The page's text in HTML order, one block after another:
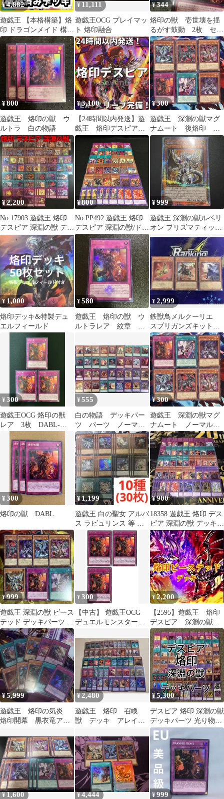
¥4,882
遊戯王 【本格構築】烙
印 ドラゴンメイド 構築
済みデッキ 深淵の獣
¥ 11,111
遊戯王OCG プレイマッ
ト 烙印融合
¥344
烙印の獣 壱世壊を揺
るがす鼓動 2枚 セッ
ト
¥800
遊戯王 烙印の獣 ウ
ルトラ 白の物語
¥3,100
【24時間以内発送】遊
戯王 烙印デスピア
深淵の獣 本格構築済
みデッキ
¥300
遊戯王 深淵の獣マグ
ナムート 復烙印 烙
印の獣 字レア各1枚他
¥2,200
No.17903 遊戯王 烙印
デスピア 深淵の獣 デッ
キパーツ
¥800
No.PP492 遊戯王 烙印
デスピア 深淵の獣/ドラ
グマ デッキパーツ 烙印
竜アルビオン 鉄獣鳥メ
ルクーリエ 鉄駆竜スプ
リンド 黒衣竜アルビオ
ン 失烙印
¥999
遊戯王 深淵の獣ルベリ
オン プリズマティック
シークレット
¥1,000
烙印デッキ&特製デュ
エルフィールド
¥580
遊戯王 烙印の獣 ウ
ルトラレア 紋章 ロ
白の物語 CF01
¥2,999
鉄獣鳥メルクーリエ
スプリガンズキット
導きの聖女クエム 遊
戯王 烙印 ウルトラ
¥300
遊戯王OCG 烙印の獣
レア 3枚 DABL-
¥555
白の物語 デッキパー
ツ パーツ ノーマ
ル WRX ノーパラ ド
ラグマ 烙印
¥300
遊戯王 深淵の獣マグ
ナムート ノーマル 1
枚 その他
¥300
烙印の獣 DABL
¥1,199
遊戯王 白の聖女 アルバ
ス ラビュリンス 等 新
規イラストコンプ各3枚
30枚
¥900
18358 遊戯王 烙印 デス
ピア 深淵の獣 デッキパ
ーツ 真炎竜アルビオン
他
¥999
遊戯王 深淵の獣 ビース
テッド デッキパーツ 初
期版
¥300
【中古】 遊戯王OCG
デュエルモンスターズ
JP073 レア 3枚セット
¥2,200
【2595】遊戯王 烙印
デスピア 深淵の獣
本格構築済みデッキ
¥5,999
遊戯王 烙印の気炎
烙印開幕 黒衣竜アル
ット
¥2,480
遊戯王 烙印 召喚
獣 デッキ アレイス
魔術
¥5,300
デスピア 烙印 深淵の獣
デッキパーツ 光り物大
量 豪華セット
¥1,600 ¥4,444 ¥999